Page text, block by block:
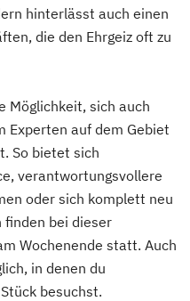
Transformation
Controlling
hinterlässt auch einen
die den Ehrgeiz oft zu
Möglichkeit, sich auch
Experten auf dem Gebiet
So bietet sich
verantwortungsvollere
oder sich komplett neu
finden bei dieser
Wochenende statt. Auch
in denen du
besuchst.